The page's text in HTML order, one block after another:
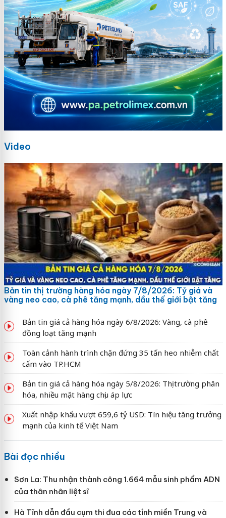
Video
Bản tin thị trường hàng hóa ngày 7/8/2026: Tỷ giá và
vàng neo cao, cà phê tăng mạnh, dầu thế giới bật tăng
Bản tin giá cả hàng hóa ngày 6/8/2026: Vàng, cà phê
đồng loạt tăng mạnh
Toàn cảnh hành trình chặn đứng 35 tấn heo nhiễm chất
cấm vào TP.HCM
Bản tin giá cả hàng hóa ngày 5/8/2026: Thị trường phân
hóa, nhiều mặt hàng chịu áp lực
Xuất nhập khẩu vượt 659,6 tỷ USD: Tín hiệu tăng trưởng
mạnh của kinh tế Việt Nam
Bài đọc nhiều
Sơn La: Thu nhận thành công 1.664 mẫu sinh phẩm ADN
của thân nhân liệt sĩ
Hà Tĩnh dẫn đầu cụm thi đua các tỉnh miền Trung và